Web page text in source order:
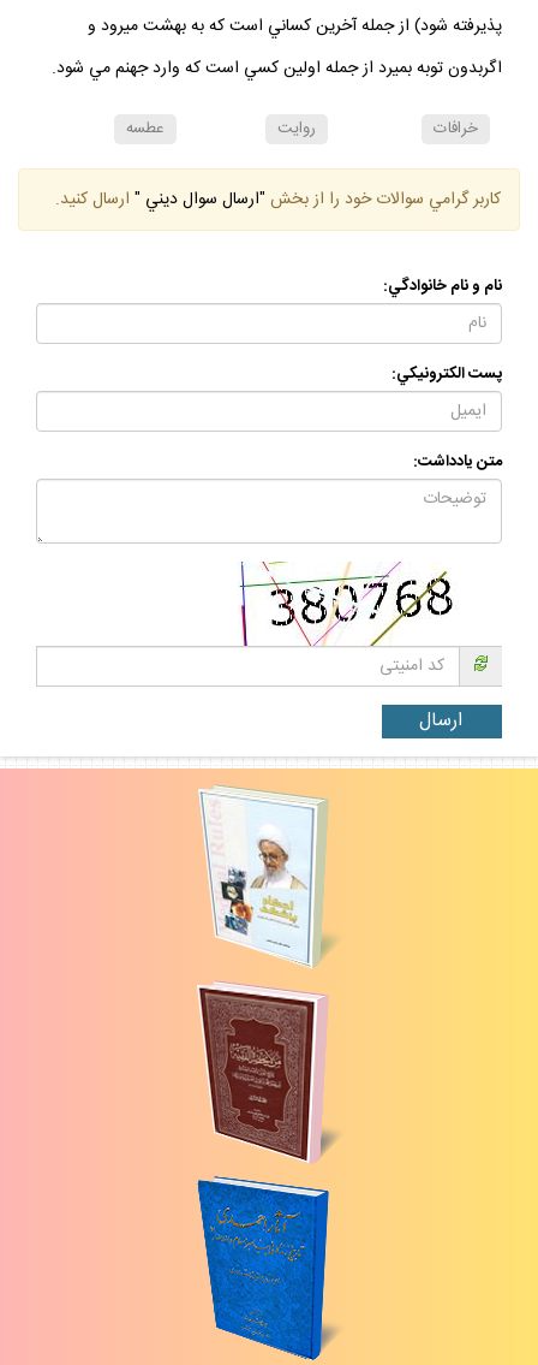
پذيرفته شود) از جمله آخرين كساني است كه به بهشت مي‏رود و
اگربدون توبه بميرد از جمله اولين كسي است كه وارد جهنم مي‏ شود.
خرافات روايت عطسه
كاربر گرامي سوالات خود را از بخش "ارسال سوال ديني " ارسال كنيد.
نام و نام خانوادگي:
پست الكترونيكي:
متن يادداشت: